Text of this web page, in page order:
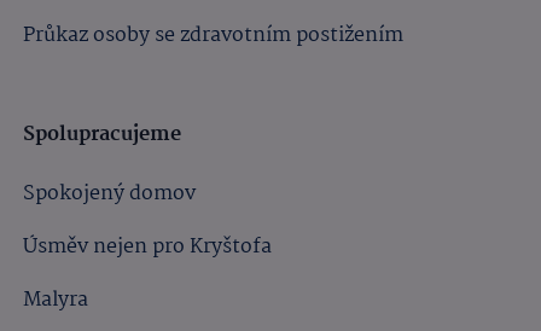
Průkaz osoby se zdravotním postižením
Spolupracujeme
Spokojený domov
Úsměv nejen pro Kryštofa
Malyra